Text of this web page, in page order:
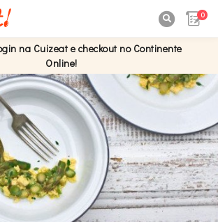
0
na Cuizeat e checkout no Continente
Online!